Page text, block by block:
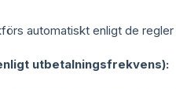
automatiskt enligt de
utbetalningsfrekvens):